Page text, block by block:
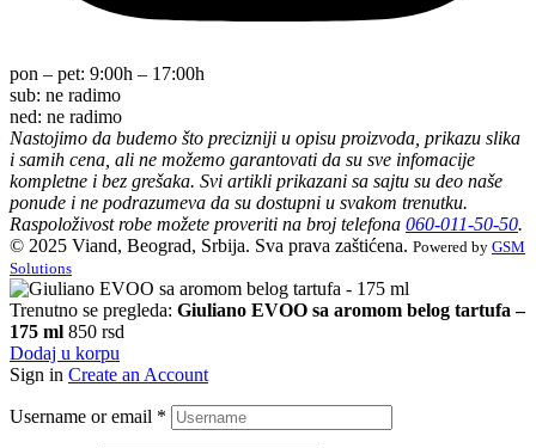
pon – pet: 9:00h – 17:00h
sub: ne radimo
ned: ne radimo
Nastojimo da budemo što precizniji u opisu proizvoda, prikazu slika
i samih cena, ali ne možemo garantovati da su sve infomacije
kompletne i bez grešaka. Svi artikli prikazani sa sajtu su deo naše
ponude i ne podrazumeva da su dostupni u svakom trenutku.
Raspoloživost robe možete proveriti na broj telefona 060-011-50-50.
© 2025 Viand, Beograd, Srbija. Sva prava zaštićena. Powered by GSM
Solutions
Trenutno se pregleda: Giuliano EVOO sa aromom belog tartufa –
175 ml 850 rsd
Dodaj u korpu
Sign in Create an Account
Username or email *